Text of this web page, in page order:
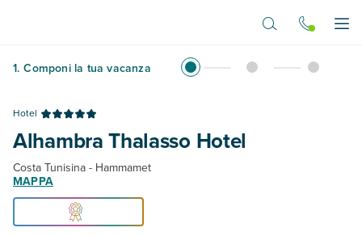
1. Componi la tua vacanza
Hotel
Alhambra Thalasso Hotel
Costa Tunisina - Hammamet
MAPPA